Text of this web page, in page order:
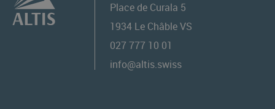
Place de Curala 5
1934 Le Châble VS
027 777 10 01
info@altis.swiss